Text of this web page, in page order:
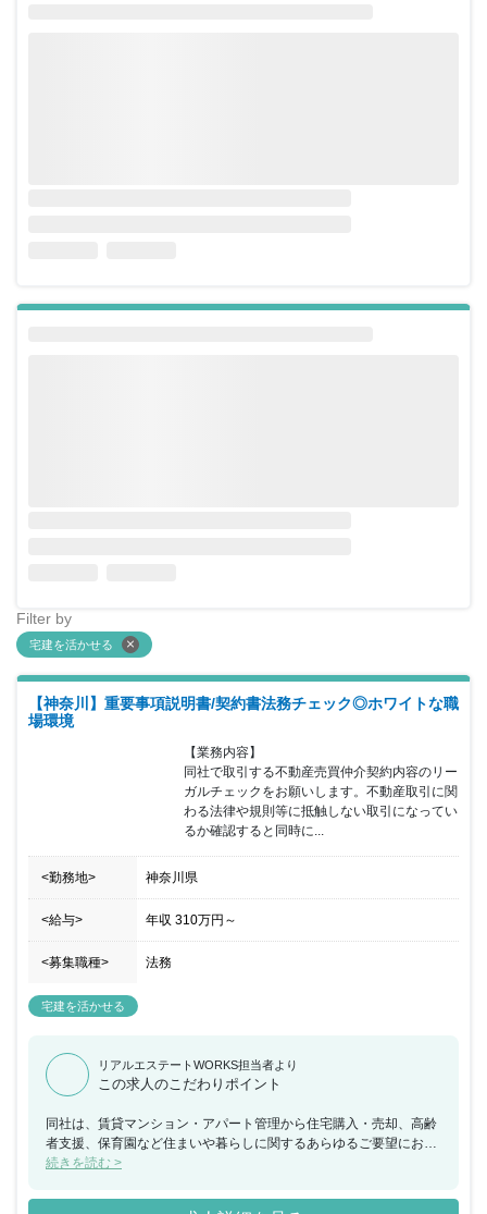
Filter by
宅建を活かせる
【神奈川】重要事項説明書/契約書法務チェック◎ホワイトな職
場環境
【業務内容】
同社で取引する不動産売買仲介契約内容のリー
ガルチェックをお願いします。不動産取引に関
わる法律や規則等に抵触しない取引になってい
るか確認すると同時に...
<勤務地> 神奈川県
<給与> 年収 310万円 ～
<募集職種> 法務
宅建を活かせる
リアルエステートWORKS担当者より
この求人のこだわりポイント
同社は、賃貸マンション・アパート管理から住宅購入・売却、高齢
者支援、保育園など住まいや暮らしに関するあらゆるご要望にお応
えしています。今回の募集では、不動産売買仲介の重要事項説明
す。長く安定して働きたい方や、専門性を生かしてお客様の期待に
続きを読む >